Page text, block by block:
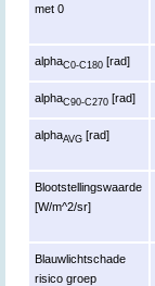
met 0
alphaC0-C180 [rad]
alphaC90-C270 [rad]
alphaAVG [rad]
Blootstellingswaarde
[W/m^2/sr]
Blauwlichtschade
risico groep